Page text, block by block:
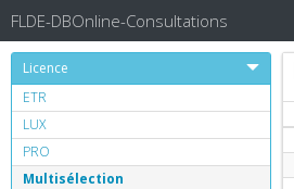
FLDE-DBOnline-Consultations
Licence
ETR
LUX
PRO
Multisélection